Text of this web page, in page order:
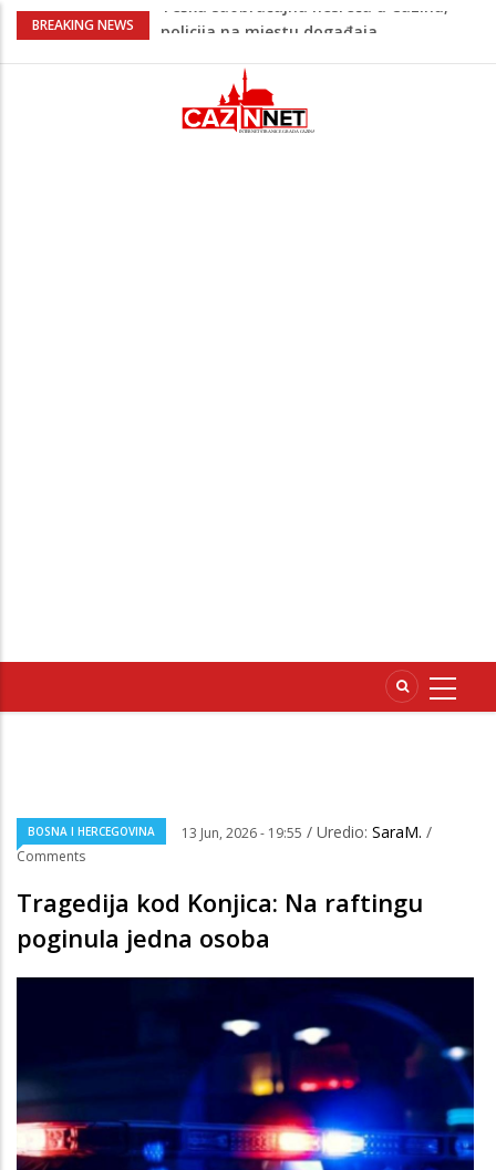
BREAKING NEWS
Ovo je 24-godišnji mladić koji je izgubio
Na Ahiret preselio LJUBIJANKIĆ (Hasan)
Na Ahiret preselio HALILOVIĆ (Smajil)
BOSNA I HERCEGOVINA 13 Jun, 2026 - 19:55 / Uredio: SaraM. /
Comments
Tragedija kod Konjica: Na raftingu
poginula jedna osoba